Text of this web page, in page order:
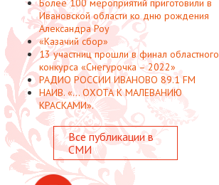
Более 100 мероприятий приготовили в
Ивановской области ко дню рождения
Александра Роу
«Казачий сбор»
13 участниц прошли в финал областного
конкурса «Снегурочка – 2022»
РАДИО РОССИИ ИВАНОВО 89.1 FM
НАИВ. «... ОХОТА К МАЛЕВАНИЮ
КРАСКАМИ».
Все публикации в
СМИ